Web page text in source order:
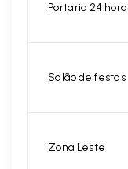
Portaria 24
Salão de festas
Zona Leste